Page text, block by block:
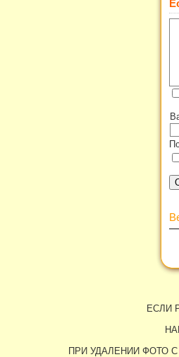
ЕСЛИ
ПРИ УДАЛЕНИИ ФОТО